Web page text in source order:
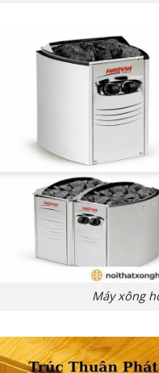
Máy xông